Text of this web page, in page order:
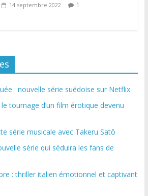
14 septembre 2022 1
: nouvelle série suédoise sur Netflix
tournage d’un film érotique devenu
série musicale avec Takeru Satō
série qui séduira les fans de
: thriller italien émotionnel et captivant